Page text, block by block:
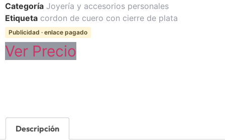
Categoría Joyería y accesorios personales
Etiqueta cordon de cuero con cierre de plata
Publicidad · enlace pagado
Ver Precio
Descripción